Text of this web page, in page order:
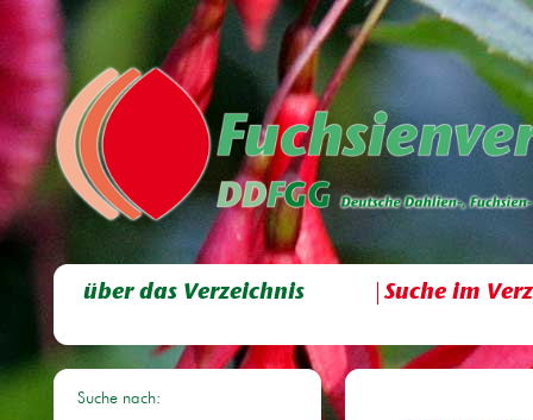
über das Verzeichnis Suche im
Suche nach: